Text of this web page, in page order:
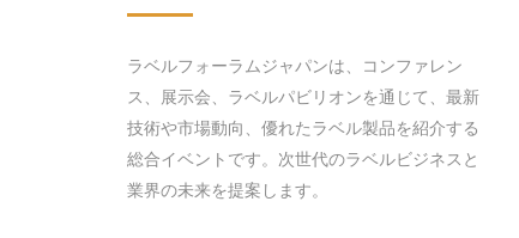
ラベルフォーラムジャパンは、コンファレン
ス、展示会、ラベルパビリオンを通じて、最新
技術や市場動向、優れたラベル製品を紹介する
総合イベントです。次世代のラベルビジネスと
業界の未来を提案します。